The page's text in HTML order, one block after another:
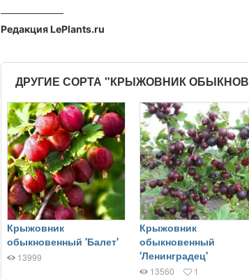
Редакция LePlants.ru
ДРУГИЕ СОРТА "КРЫЖОВНИК
Крыжовник
обыкновенный 'Балет'
13999
Крыжовник
обыкновенный
'Ленинградец'
13560 1